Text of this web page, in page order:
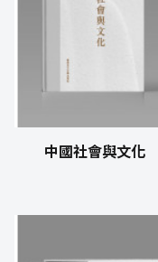
中國社會與文化